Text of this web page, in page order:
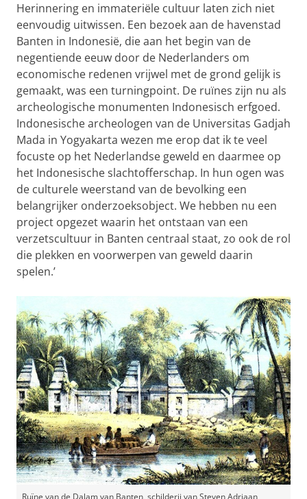
Herinnering en immateriële cultuur laten zich niet
eenvoudig uitwissen. Een bezoek aan de havenstad
Banten in Indonesië, die aan het begin van de
negentiende eeuw door de Nederlanders om
economische redenen vrijwel met de grond gelijk is
gemaakt, was een turningpoint. De ruïnes zijn nu als
archeologische monumenten Indonesisch erfgoed.
Indonesische archeologen van de Universitas Gadjah
Mada in Yogyakarta wezen me erop dat ik te veel
focuste op het Nederlandse geweld en daarmee op
het Indonesische slachtofferschap. In hun ogen was
de culturele weerstand van de bevolking een
belangrijker onderzoeksobject. We hebben nu een
project opgezet waarin het ontstaan van een
verzetscultuur in Banten centraal staat, zo ook de rol
die plekken en voorwerpen van geweld daarin
spelen.’
Ruïne van de Dalam van Banten, schilderij van Steven Adriaan